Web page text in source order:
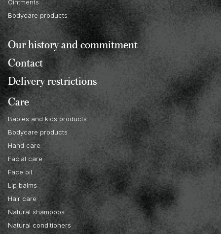
Ointments
Bodycare products
Our history and commitment
Contact
Delivery restrictions
Care
Babies and kids products
Bodycare products
Hand care
Facial care
Face oil
Lip balms
Hair care
Natural shampoos
Natural conditioners